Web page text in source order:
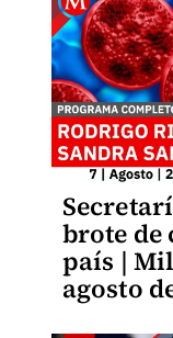
brote de
país |
agosto